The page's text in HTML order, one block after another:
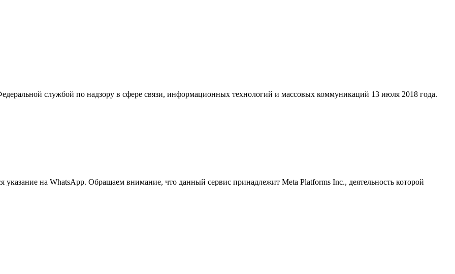
службой по надзору в сфере связи, информационных технологий и массовых коммуникаций 13 июля 2018 года.
на WhatsApp. Обращаем внимание, что данный сервис принадлежит Meta Platforms Inc., деятельность которой